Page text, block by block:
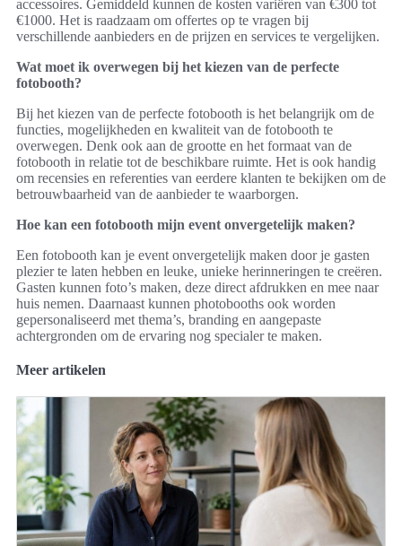
accessoires. Gemiddeld kunnen de kosten variëren van €300 tot
€1000. Het is raadzaam om offertes op te vragen bij
verschillende aanbieders en de prijzen en services te vergelijken.
Wat moet ik overwegen bij het kiezen van de perfecte
fotobooth?
Bij het kiezen van de perfecte fotobooth is het belangrijk om de
functies, mogelijkheden en kwaliteit van de fotobooth te
overwegen. Denk ook aan de grootte en het formaat van de
fotobooth in relatie tot de beschikbare ruimte. Het is ook handig
om recensies en referenties van eerdere klanten te bekijken om de
betrouwbaarheid van de aanbieder te waarborgen.
Hoe kan een fotobooth mijn event onvergetelijk maken?
Een fotobooth kan je event onvergetelijk maken door je gasten
plezier te laten hebben en leuke, unieke herinneringen te creëren.
Gasten kunnen foto’s maken, deze direct afdrukken en mee naar
huis nemen. Daarnaast kunnen photobooths ook worden
gepersonaliseerd met thema’s, branding en aangepaste
achtergronden om de ervaring nog specialer te maken.
Meer artikelen